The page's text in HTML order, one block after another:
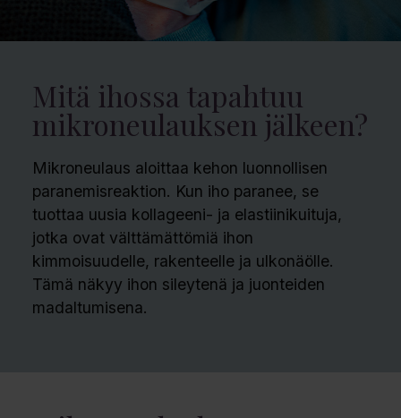
Mitä ihossa tapahtuu
mikroneulauksen jälkeen?
Mikroneulaus aloittaa kehon luonnollisen
paranemisreaktion. Kun iho paranee, se
tuottaa uusia kollageeni- ja elastiinikuituja,
jotka ovat välttämättömiä ihon
kimmoisuudelle, rakenteelle ja ulkonäölle.
Tämä näkyy i­­hon sileytenä ja juonteiden
madaltumisena.